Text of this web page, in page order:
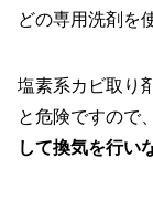
どの専用洗剤を
塩素系カビ取り
と危険ですので、
して換気を行い